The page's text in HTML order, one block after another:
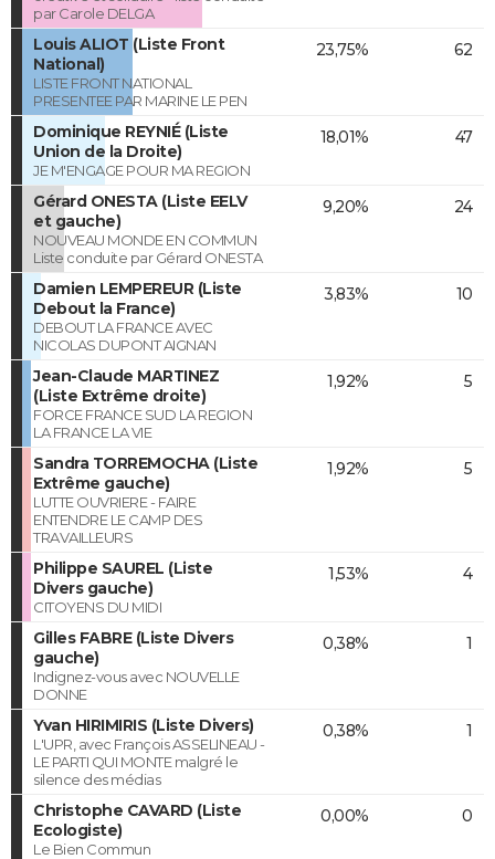
par Carole DELGA
Louis ALIOT (Liste Front
National)
LISTE FRONT NATIONAL
PRESENTEE PAR MARINE LE PEN
23,75% 62
Dominique REYNIÉ (Liste
Union de la Droite)
JE M'ENGAGE POUR MA REGION
18,01% 47
Gérard ONESTA (Liste EELV
et gauche)
NOUVEAU MONDE EN COMMUN
Liste conduite par Gérard ONESTA
9,20% 24
Damien LEMPEREUR (Liste
Debout la France)
DEBOUT LA FRANCE AVEC
NICOLAS DUPONT AIGNAN
3,83% 10
Jean-Claude MARTINEZ
(Liste Extrême droite)
FORCE FRANCE SUD LA REGION
LA FRANCE LA VIE
1,92% 5
Sandra TORREMOCHA (Liste
Extrême gauche)
LUTTE OUVRIERE - FAIRE
ENTENDRE LE CAMP DES
TRAVAILLEURS
1,92% 5
Philippe SAUREL (Liste
Divers gauche)
CITOYENS DU MIDI
1,53% 4
Gilles FABRE (Liste Divers
gauche)
Indignez-vous avec NOUVELLE
DONNE
0,38% 1
Yvan HIRIMIRIS (Liste Divers)
L'UPR, avec François ASSELINEAU -
LE PARTI QUI MONTE malgré le
silence des médias
0,38% 1
Christophe CAVARD (Liste
Ecologiste)
Le Bien Commun
0,00% 0